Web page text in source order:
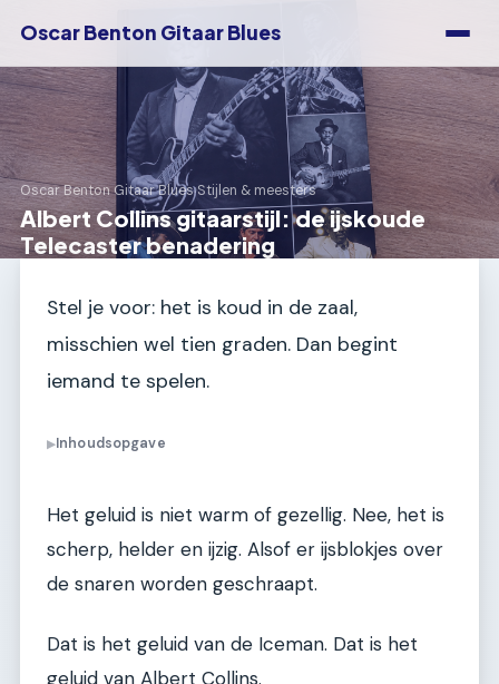
Oscar Benton Gitaar Blues
Oscar Benton Gitaar Blues›Stijlen & meesters
Albert Collins gitaarstijl: de ijskoude
Telecaster benadering
Stel je voor: het is koud in de zaal,
misschien wel tien graden. Dan begint
iemand te spelen.
▶Inhoudsopgave
Het geluid is niet warm of gezellig. Nee, het is
scherp, helder en ijzig. Alsof er ijsblokjes over
de snaren worden geschraapt.
Dat is het geluid van de Iceman. Dat is het
geluid van Albert Collins.